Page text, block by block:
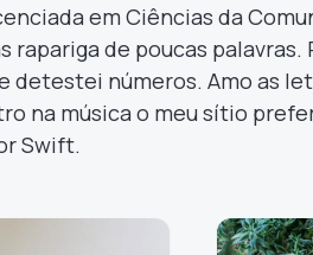
em Ciências da
rapariga de poucas palavras.
detestei números. Amo as
na música o meu sítio
Swift.